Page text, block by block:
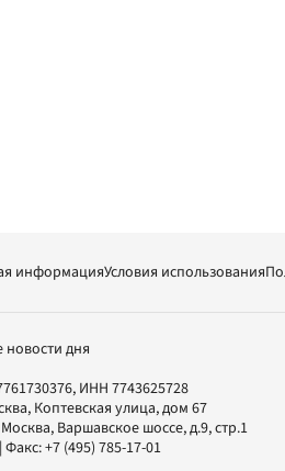
информацияУсловия использования
новости дня
ИНН 7743625728
Коптевская улица, дом 67
Москва, Варшавское шоссе, д.9, стр.1
| Факс:+7 (495) 785-17-01